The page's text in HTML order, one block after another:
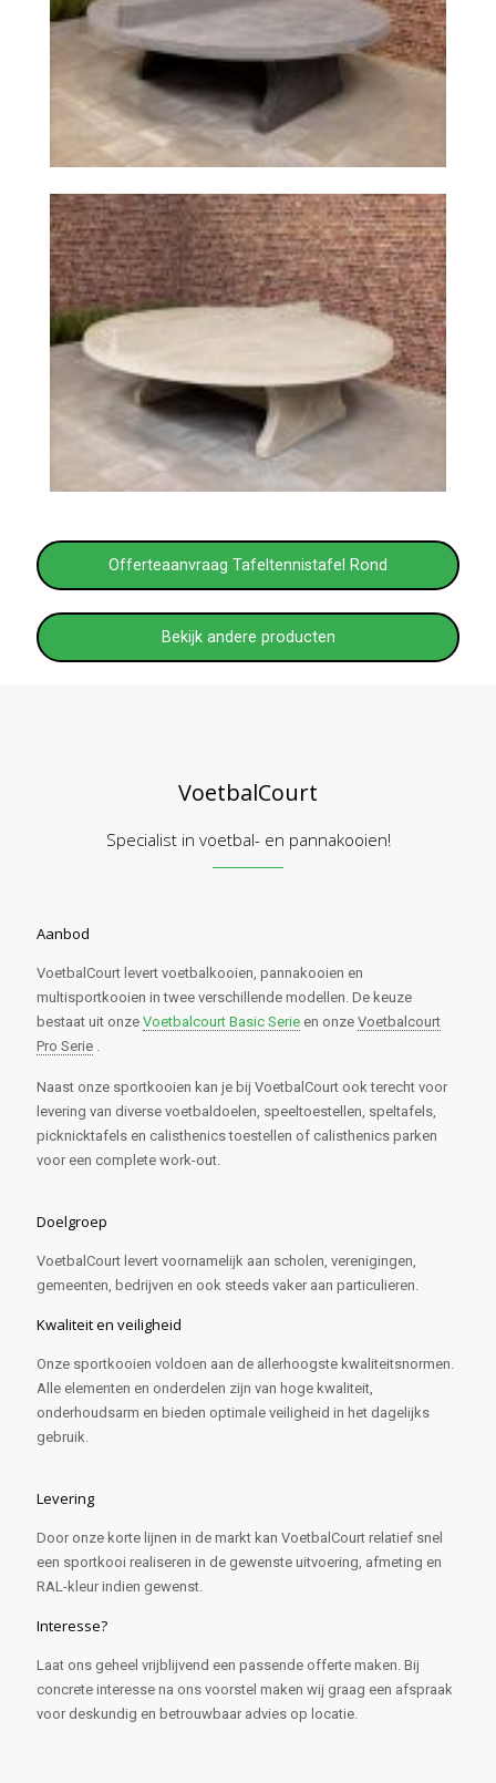
Offerteaanvraag Tafeltennistafel Rond
Bekijk andere producten
VoetbalCourt
Specialist in voetbal- en pannakooien!
Aanbod
VoetbalCourt levert voetbalkooien, pannakooien en
multisportkooien in twee verschillende modellen. De keuze
bestaat uit onze Voetbalcourt Basic Serie en onze Voetbalcourt
Pro Serie .
Naast onze sportkooien kan je bij VoetbalCourt ook terecht voor
levering van diverse voetbaldoelen, speeltoestellen, speltafels,
picknicktafels en calisthenics toestellen of calisthenics parken
voor een complete work-out.
Doelgroep
VoetbalCourt levert voornamelijk aan scholen, verenigingen,
gemeenten, bedrijven en ook steeds vaker aan particulieren.
Kwaliteit en veiligheid
Onze sportkooien voldoen aan de allerhoogste kwaliteitsnormen.
Alle elementen en onderdelen zijn van hoge kwaliteit,
onderhoudsarm en bieden optimale veiligheid in het dagelijks
gebruik.
Levering
Door onze korte lijnen in de markt kan VoetbalCourt relatief snel
een sportkooi realiseren in de gewenste uitvoering, afmeting en
RAL-kleur indien gewenst.
Interesse?
Laat ons geheel vrijblijvend een passende offerte maken. Bij
concrete interesse na ons voorstel maken wij graag een afspraak
voor deskundig en betrouwbaar advies op locatie.